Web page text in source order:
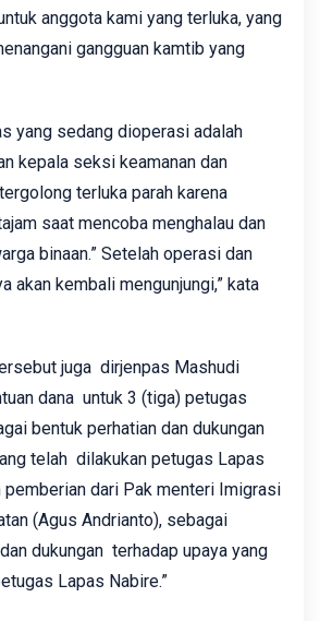
anggota kami yang terluka, yang
gangguan kamtib yang
yang sedang dioperasi adalah
kepala seksi keamanan dan
terluka parah karena
saat mencoba menghalau dan
binaan.” Setelah operasi dan
akan kembali mengunjungi,” kata
juga dirjenpas Mashudi
dana untuk 3 (tiga) petugas
bentuk perhatian dan dukungan
telah dilakukan petugas Lapas
pemberian dari Pak menteri Imigrasi
(Agus Andrianto), sebagai
dukungan terhadap upaya yang
Lapas Nabire.”